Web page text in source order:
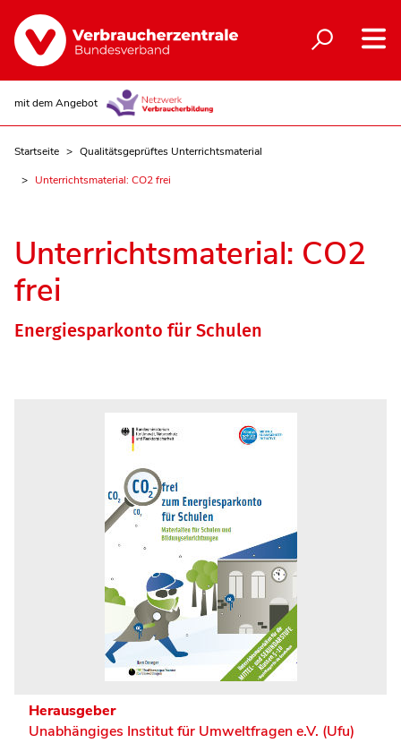
mit dem Angebot
Startseite
Qualitätsgeprüftes Unterrichtsmaterial
Unterrichtsmaterial: CO2 frei
Unterrichtsmaterial: CO2
frei
Energiesparkonto für Schulen
Herausgeber
Unabhängiges Institut für Umweltfragen e.V. (Ufu)